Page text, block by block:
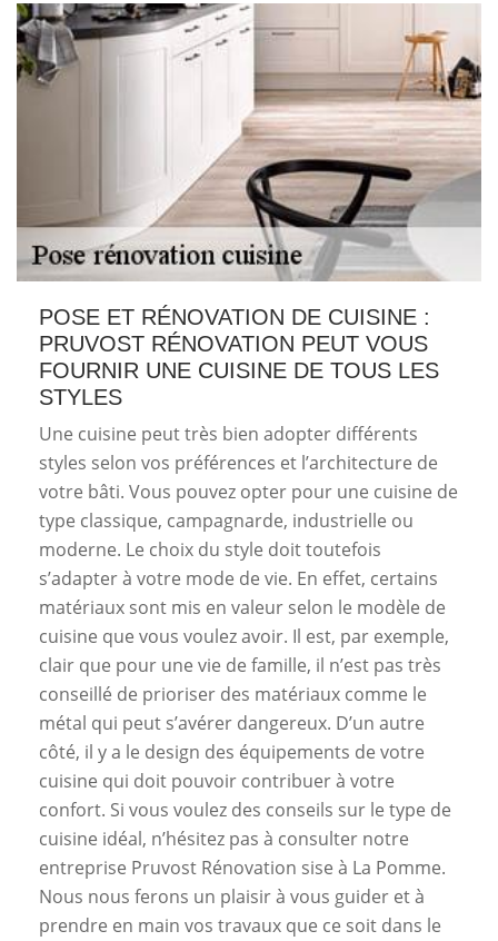
POSE ET RÉNOVATION DE CUISINE :
PRUVOST RÉNOVATION PEUT VOUS
FOURNIR UNE CUISINE DE TOUS LES
STYLES
Une cuisine peut très bien adopter différents
styles selon vos préférences et l’architecture de
votre bâti. Vous pouvez opter pour une cuisine de
type classique, campagnarde, industrielle ou
moderne. Le choix du style doit toutefois
s’adapter à votre mode de vie. En effet, certains
matériaux sont mis en valeur selon le modèle de
cuisine que vous voulez avoir. Il est, par exemple,
clair que pour une vie de famille, il n’est pas très
conseillé de prioriser des matériaux comme le
métal qui peut s’avérer dangereux. D’un autre
côté, il y a le design des équipements de votre
cuisine qui doit pouvoir contribuer à votre
confort. Si vous voulez des conseils sur le type de
cuisine idéal, n’hésitez pas à consulter notre
entreprise Pruvost Rénovation sise à La Pomme.
Nous nous ferons un plaisir à vous guider et à
prendre en main vos travaux que ce soit dans le